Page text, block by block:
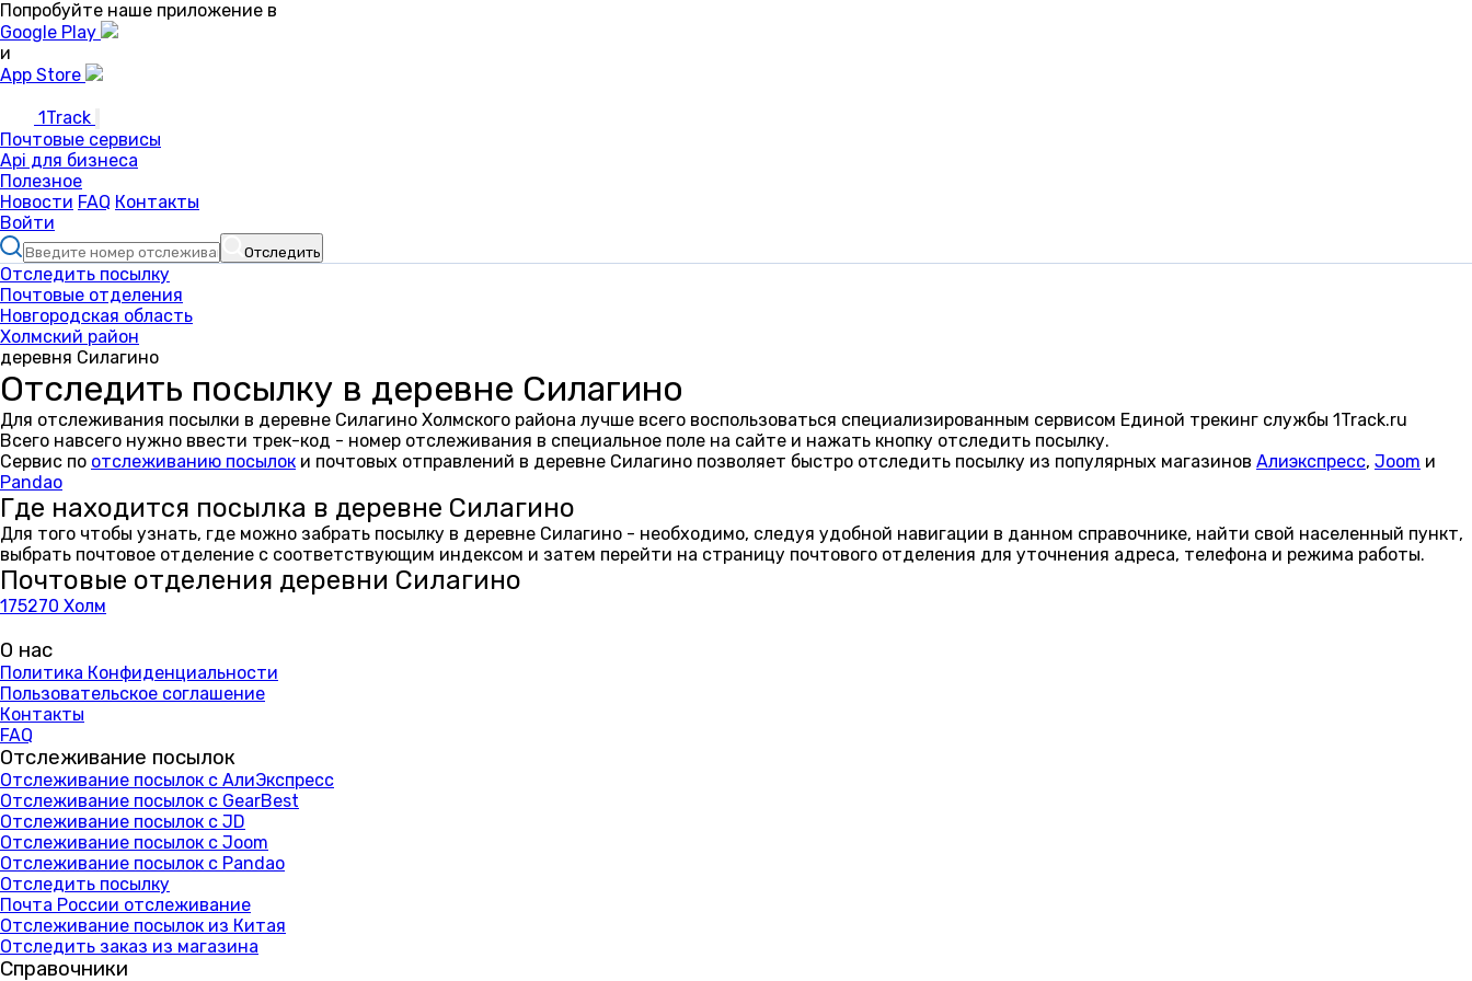
Попробуйте наше приложение в
Google Play
и
App Store
1Track
Почтовые сервисы
Api для бизнеса
Полезное
Новости FAQ Контакты
Войти
Отследить
Отследить посылку
Почтовые отделения
Новгородская область
Холмский район
деревня Силагино
Отследить посылку в деревне Силагино
Для отслеживания посылки в деревне Силагино Холмского района лучше всего воспользоваться специализированным сервисом Единой трекинг службы 1Track.ru
Всего навсего нужно ввести трек-код - номер отслеживания в специальное поле на сайте и нажать кнопку отследить посылку.
Сервис по отслеживанию посылок и почтовых отправлений в деревне Силагино позволяет быстро отследить посылку из популярных магазинов Алиэкспресс, Joom и
Pandao
Где находится посылка в деревне Силагино
Для того чтобы узнать, где можно забрать посылку в деревне Силагино - необходимо, следуя удобной навигации в данном справочнике, найти свой населенный пункт,
выбрать почтовое отделение с соответствующим индексом и затем перейти на страницу почтового отделения для уточнения адреса, телефона и режима работы.
Почтовые отделения деревни Силагино
175270 Холм
О нас
Политика Конфиденциальности
Пользовательское соглашение
Контакты
FAQ
Отслеживание посылок
Отслеживание посылок с АлиЭкспресс
Отслеживание посылок с GearBest
Отслеживание посылок с JD
Отслеживание посылок с Joom
Отслеживание посылок с Pandao
Отследить посылку
Почта России отслеживание
Отслеживание посылок из Китая
Отследить заказ из магазина
Справочники